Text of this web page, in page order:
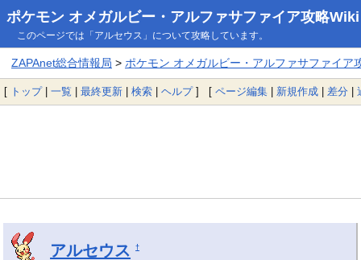
ポケモン オメガルビー・アルファサファイア攻略Wiki
このページでは「アルセウス」について攻略しています。
ZAPAnet総合情報局 > ポケモン オメガルビー・アルファサファイア
[ トップ| 一覧 | 最終更新 | 検索 | ヘルプ] [ ページ編集 | 新規作成 | 差分 |
アルセウス †